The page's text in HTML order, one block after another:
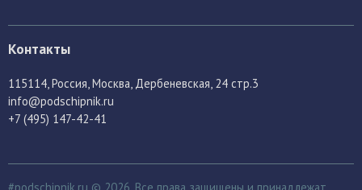
Контакты
115114 , Россия, Москва, Дербеневская, 24 стр.3
info@podschipnik.ru
+7 (495) 147-42-41